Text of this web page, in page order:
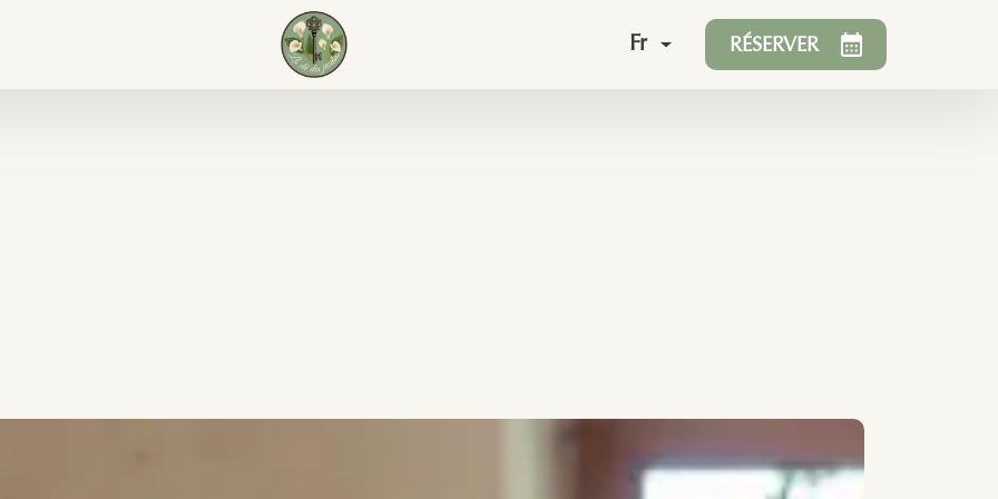
Fr RÉSERVER